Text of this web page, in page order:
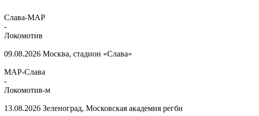
Слава-МАР
-
Локомотив
09.08.2026 Москва, стадион «Слава»
МАР-Слава
-
Локомотив-м
13.08.2026 Зеленоград, Московская академия регби